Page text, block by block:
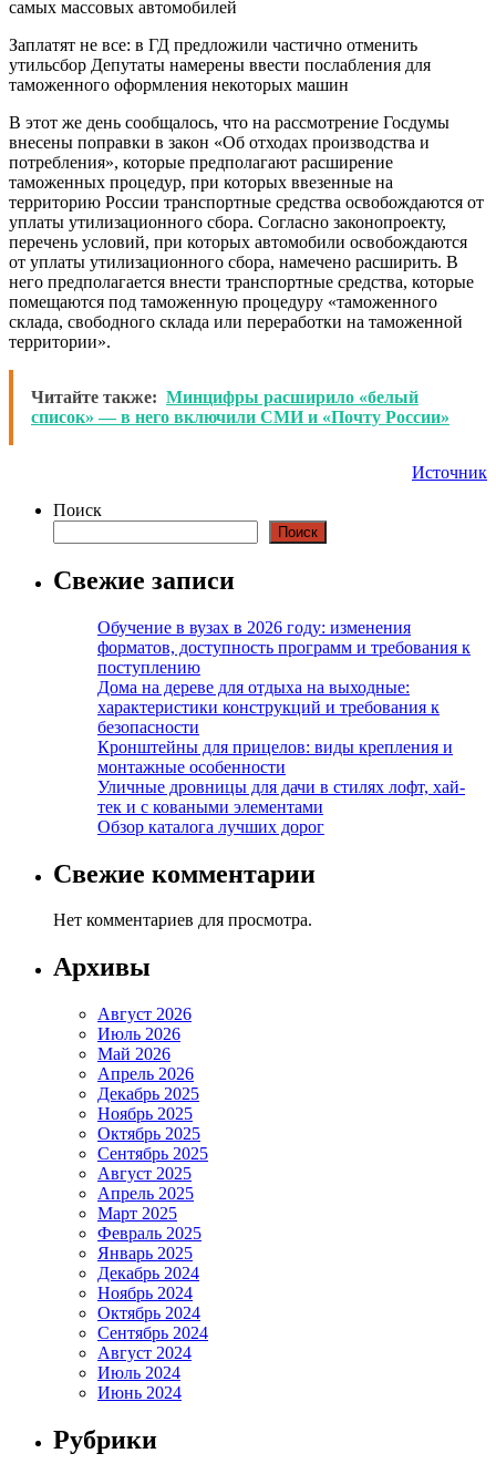
Заплатят не все: в ГД предложили частично отменить
утильсбор Депутаты намерены ввести послабления для
таможенного оформления некоторых машин
В этот же день сообщалось, что на рассмотрение Госдумы
внесены поправки в закон «Об отходах производства и
потребления», которые предполагают расширение
таможенных процедур, при которых ввезенные на
территорию России транспортные средства освобождаются от
уплаты утилизационного сбора. Согласно законопроекту,
перечень условий, при которых автомобили освобождаются
от уплаты утилизационного сбора, намечено расширить. В
него предполагается внести транспортные средства, которые
помещаются под таможенную процедуру «таможенного
склада, свободного склада или переработки на таможенной
территории».
Читайте также: Минцифры расширило «белый
список» — в него включили СМИ и «Почту России»
Источник
Поиск
Поиск
Свежие записи
Обучение в вузах в 2026 году: изменения
форматов, доступность программ и требования к
поступлению
Дома на дереве для отдыха на выходные:
характеристики конструкций и требования к
безопасности
Кронштейны для прицелов: виды крепления и
монтажные особенности
Уличные дровницы для дачи в стилях лофт, хай-
тек и с коваными элементами
Обзор каталога лучших дорог
Свежие комментарии
Нет комментариев для просмотра.
Архивы
Август 2026
Июль 2026
Май 2026
Апрель 2026
Декабрь 2025
Ноябрь 2025
Октябрь 2025
Сентябрь 2025
Август 2025
Апрель 2025
Март 2025
Февраль 2025
Январь 2025
Декабрь 2024
Ноябрь 2024
Октябрь 2024
Сентябрь 2024
Август 2024
Июль 2024
Июнь 2024
Рубрики